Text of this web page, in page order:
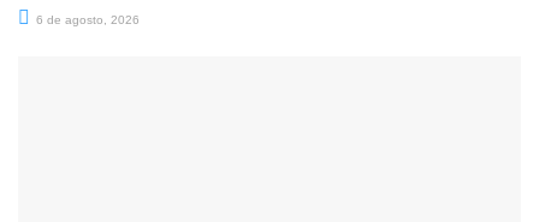
6 de agosto, 2026